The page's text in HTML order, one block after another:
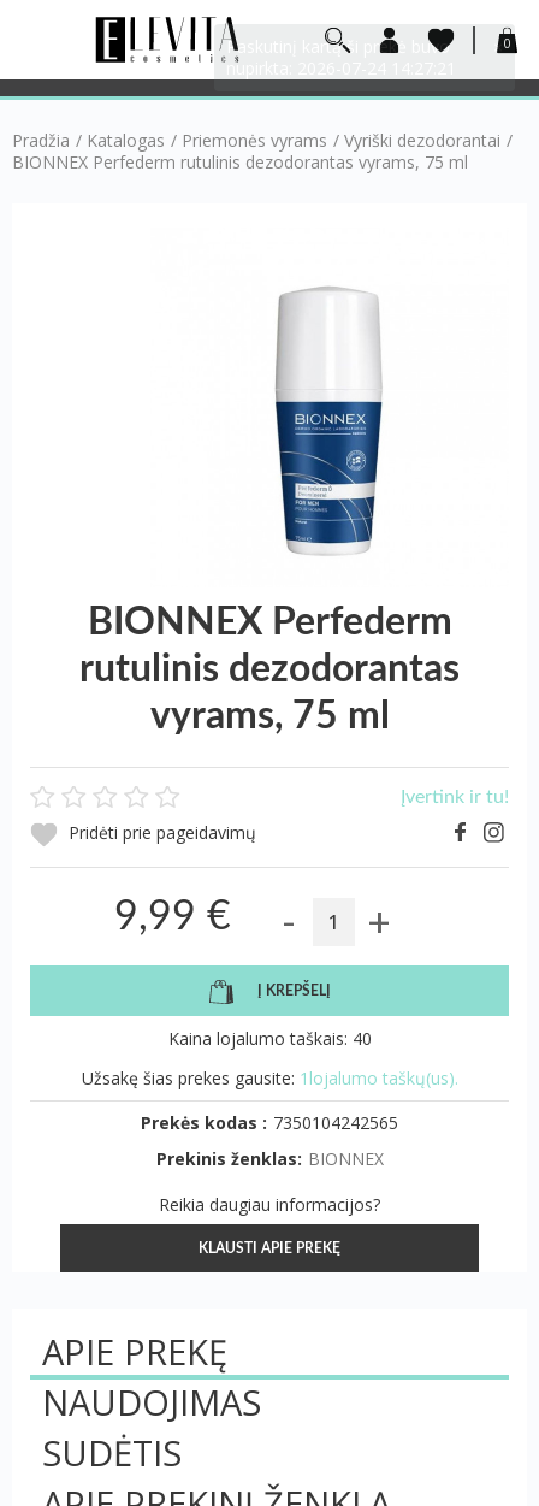
0
Pradžia / Katalogas / Priemonės vyrams / Vyriški dezodorantai /
BIONNEX Perfederm rutulinis dezodorantas vyrams, 75 ml
BIONNEX Perfederm
rutulinis dezodorantas
vyrams, 75 ml
Įvertink ir tu!
Pridėti prie pageidavimų
9,99 € - +
Į KREPŠELĮ
Kaina lojalumo taškais: 40
Užsakę šias prekes gausite: 1lojalumo taškų(us).
Prekės kodas : 7350104242565
Prekinis ženklas: BIONNEX
Reikia daugiau informacijos?
KLAUSTI APIE PREKĘ
APIE PREKĘ
NAUDOJIMAS
SUDĖTIS